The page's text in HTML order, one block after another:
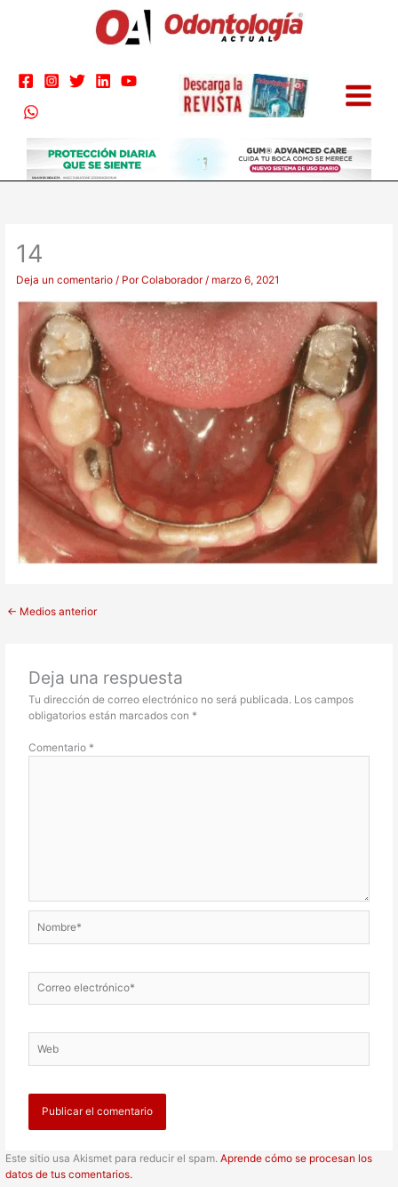
14
Deja un comentario / PorColaborador/ marzo 6, 2021
← Medios anterior
Deja una respuesta
Tu dirección de correo electrónico no será publicada. Los campos
obligatorios están marcados con *
Comentario *
electrónico*
Este sitio usa Akismet para reducir el spam.Aprende cómo se procesan los
datos de tus comentarios.